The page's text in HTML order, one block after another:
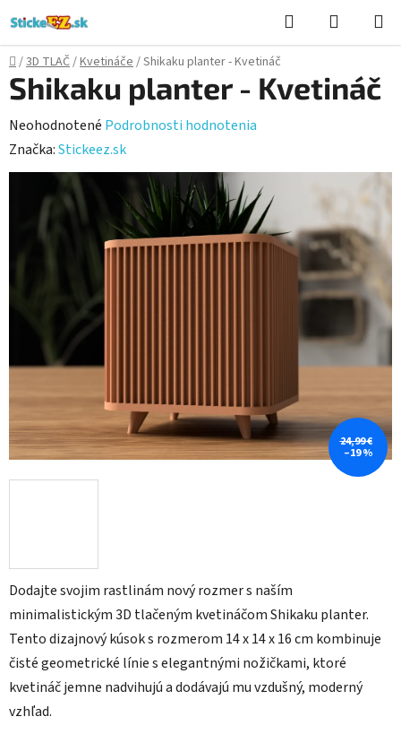
na
obsah
Hľadať
KOŠÍK
Domov
/3D TLAČ/Kvetináče/Shikaku planter - Kvetináč
Dodajte svojim rastlinám nový rozmer s naším
minimalistickým 3D tlačeným kvetináčom Shikaku planter.
Tento dizajnový kúsok s rozmerom 14 x 14 x 16 cm kombinuje
čisté geometrické línie s elegantnými nožičkami, ktoré
kvetináč jemne nadvihujú a dodávajú mu vzdušný, moderný
vzhľad.
Shikaku planter - Kvetináč
Priemerné
hodnotenie
produktu
Neohodnotené Podrobnosti hodnotenia
Značka:Stickeez.sk
24,99 €
–19 %